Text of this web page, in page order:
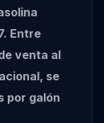
Entre
venta al
se
por galón